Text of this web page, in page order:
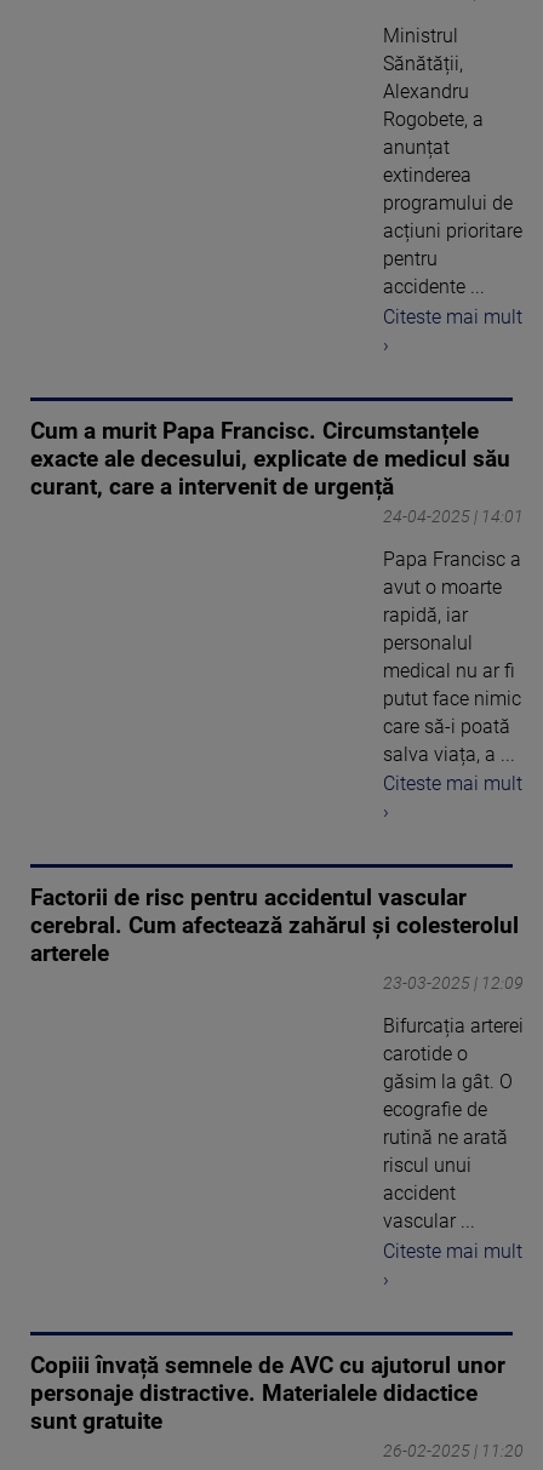
Ministrul
Sănătății,
Alexandru
Rogobete, a
anunțat
extinderea
programului de
acțiuni prioritare
pentru
accidente ...
Citeste mai mult
›
Cum a murit Papa Francisc. Circumstanțele
exacte ale decesului, explicate de medicul său
curant, care a intervenit de urgență
24-04-2025 | 14:01
Papa Francisc a
avut o moarte
rapidă, iar
personalul
medical nu ar fi
putut face nimic
care să-i poată
salva viața, a ...
Citeste mai mult
›
Factorii de risc pentru accidentul vascular
cerebral. Cum afectează zahărul și colesterolul
arterele
23-03-2025 | 12:09
Bifurcația arterei
carotide o
găsim la gât. O
ecografie de
rutină ne arată
riscul unui
accident
vascular ...
Citeste mai mult
›
Copiii învață semnele de AVC cu ajutorul unor
personaje distractive. Materialele didactice
sunt gratuite
26-02-2025 | 11:20